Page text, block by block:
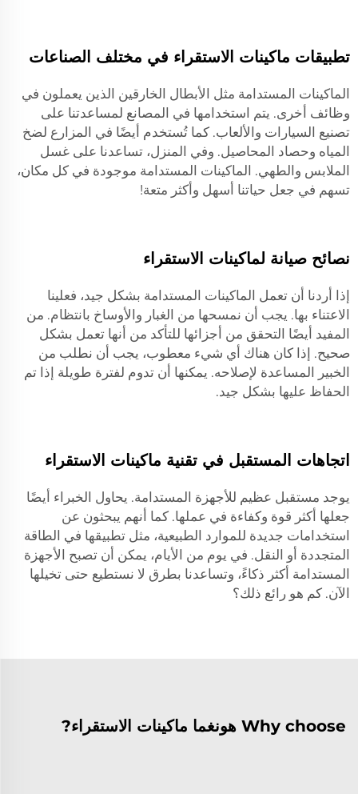
تطبيقات ماكينات الاستقراء في مختلف الصناعات
الماكينات المستدامة مثل الأبطال الخارقين الذين يعملون في
وظائف أخرى. يتم استخدامها في المصانع لمساعدتنا على
تصنيع السيارات والألعاب. كما تُستخدم أيضًا في المزارع لضخ
المياه وحصاد المحاصيل. وفي المنزل، تساعدنا على غسل
الملابس والطهي. الماكينات المستدامة موجودة في كل مكان،
تسهم في جعل حياتنا أسهل وأكثر متعة!
نصائح صيانة لماكينات الاستقراء
إذا أردنا أن تعمل الماكينات المستدامة بشكل جيد، فعلينا
الاعتناء بها. يجب أن نمسحها من الغبار والأوساخ بانتظام. من
المفيد أيضًا التحقق من أجزائها للتأكد من أنها تعمل بشكل
صحيح. إذا كان هناك أي شيء معطوب، يجب أن نطلب من
الخبير المساعدة لإصلاحه. يمكنها أن تدوم لفترة طويلة إذا تم
الحفاظ عليها بشكل جيد.
اتجاهات المستقبل في تقنية ماكينات الاستقراء
يوجد مستقبل عظيم للأجهزة المستدامة. يحاول الخبراء أيضًا
جعلها أكثر قوة وكفاءة في عملها. كما أنهم يبحثون عن
استخدامات جديدة للموارد الطبيعية، مثل تطبيقها في الطاقة
المتجددة أو النقل. في يوم من الأيام، يمكن أن تصبح الأجهزة
المستدامة أكثر ذكاءً، وتساعدنا بطرق لا نستطيع حتى تخيلها
الآن. كم هو رائع ذلك؟
Why choose هونغما ماكينات الاستقراء?